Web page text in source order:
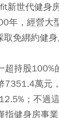
fit新世代健身
年，經營大
免綁約健身
超持股100%
7351.4萬元
；不過
健身房事業